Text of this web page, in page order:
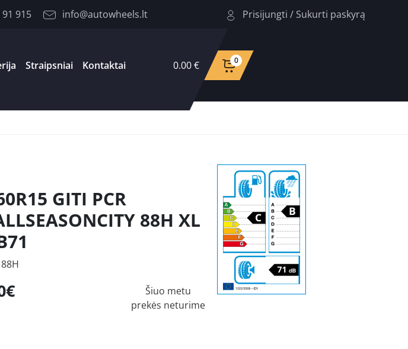
915 info@autowheels.lt Prisijungti / Sukurti paskyrą
Straipsniai Kontaktai 0.00 € 0
GITI PCR
88H XL
Šiuo metu
prekės neturime